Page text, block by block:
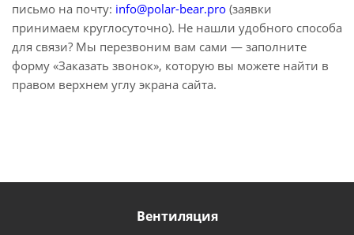
письмо на почту: info@polar-bear.pro (заявки
принимаем круглосуточно). Не нашли удобного способа
для связи? Мы перезвоним вам сами — заполните
форму «Заказать звонок», которую вы можете найти в
правом верхнем углу экрана сайта.
Вентиляция